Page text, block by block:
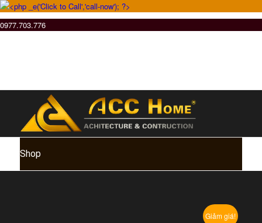
0977.703.776
Shop
Giảm giá!